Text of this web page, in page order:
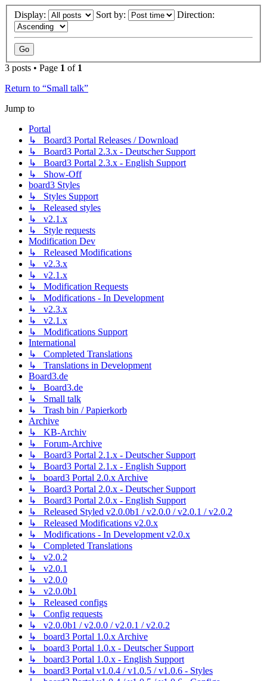
Display: Sort by: Direction:
3 posts • Page 1 of 1
Return to “Small talk”
Jump to
Portal
↳ Board3 Portal Releases / Download
↳ Board3 Portal 2.3.x - Deutscher Support
↳ Board3 Portal 2.3.x - English Support
↳ Show-Off
board3 Styles
↳ Styles Support
↳ Released styles
↳ v2.1.x
↳ Style requests
Modification Dev
↳ Released Modifications
↳ v2.3.x
↳ v2.1.x
↳ Modification Requests
↳ Modifications - In Development
↳ v2.3.x
↳ v2.1.x
↳ Modifications Support
International
↳ Completed Translations
↳ Translations in Development
Board3.de
↳ Board3.de
↳ Small talk
↳ Trash bin / Papierkorb
Archive
↳ KB-Archiv
↳ Forum-Archive
↳ Board3 Portal 2.1.x - Deutscher Support
↳ Board3 Portal 2.1.x - English Support
↳ board3 Portal 2.0.x Archive
↳ Board3 Portal 2.0.x - Deutscher Support
↳ Board3 Portal 2.0.x - English Support
↳ Released Styled v2.0.0b1 / v2.0.0 / v2.0.1 / v2.0.2
↳ Released Modifications v2.0.x
↳ Modifications - In Development v2.0.x
↳ Completed Translations
↳ v2.0.2
↳ v2.0.1
↳ v2.0.0
↳ v2.0.0b1
↳ Released configs
↳ Config requests
↳ v2.0.0b1 / v2.0.0 / v2.0.1 / v2.0.2
↳ board3 Portal 1.0.x Archive
↳ board3 Portal 1.0.x - Deutscher Support
↳ board3 Portal 1.0.x - English Support
↳ board3 Portal v1.0.4 / v1.0.5 / v1.0.6 - Styles